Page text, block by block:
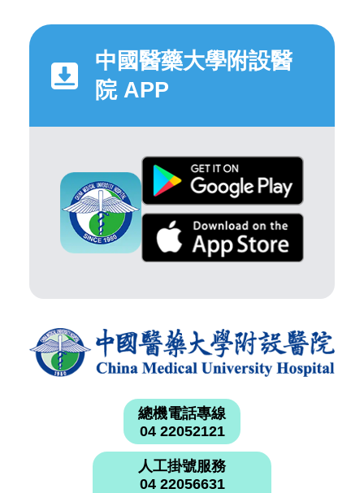
中國醫藥大學附設醫
院 APP
總機電話專線
04 22052121
人工掛號服務
04 22056631